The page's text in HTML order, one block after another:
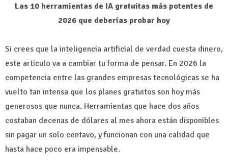
Las 10 herramientas de IA gratuitas más potentes de
2026 que deberías probar hoy
Si crees que la inteligencia artificial de verdad cuesta dinero,
este artículo va a cambiar tu forma de pensar. En 2026 la
competencia entre las grandes empresas tecnológicas se ha
vuelto tan intensa que los planes gratuitos son hoy más
generosos que nunca. Herramientas que hace dos años
costaban decenas de dólares al mes ahora están disponibles
sin pagar un solo centavo, y funcionan con una calidad que
hasta hace poco era impensable.